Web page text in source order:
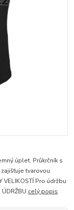
úplet. Průkrčník s
tvarovou
Pro údržbu
celý popis